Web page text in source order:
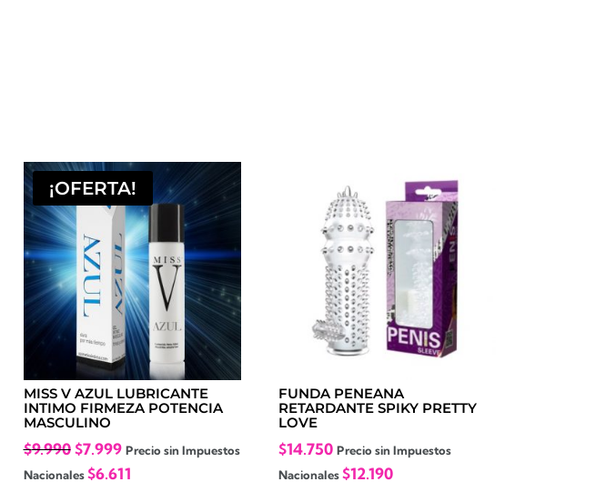
¡OFERTA!
MISS V AZUL LUBRICANTE
INTIMO FIRMEZA POTENCIA
MASCULINO
$9.990 El
precio
$7.999El
precio
Precio sin Impuestos
Nacionales$6.611
FUNDA PENEANA
RETARDANTE SPIKY PRETTY
LOVE
$14.750 Precio sin Impuestos
Nacionales$12.190